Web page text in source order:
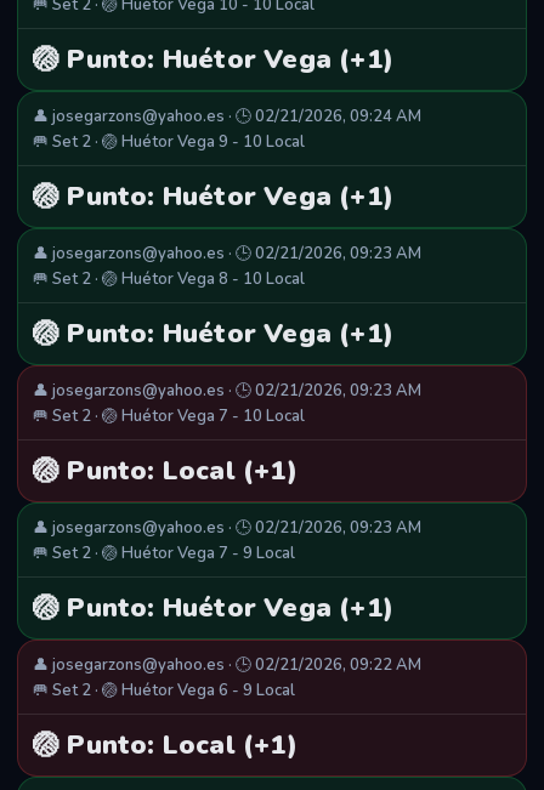
🥅 Set 2 · 🏐 Huétor Vega 10 - 10 Local
🏐 Punto: Huétor Vega (+1)
👤 josegarzons@yahoo.es · 🕒 02/21/2026, 09:24 AM
🥅 Set 2 · 🏐 Huétor Vega 9 - 10 Local
🏐 Punto: Huétor Vega (+1)
👤 josegarzons@yahoo.es · 🕒 02/21/2026, 09:23 AM
🥅 Set 2 · 🏐 Huétor Vega 8 - 10 Local
🏐 Punto: Huétor Vega (+1)
👤 josegarzons@yahoo.es · 🕒 02/21/2026, 09:23 AM
🥅 Set 2 · 🏐 Huétor Vega 7 - 10 Local
🏐 Punto: Local (+1)
👤 josegarzons@yahoo.es · 🕒 02/21/2026, 09:23 AM
🥅 Set 2 · 🏐 Huétor Vega 7 - 9 Local
🏐 Punto: Huétor Vega (+1)
👤 josegarzons@yahoo.es · 🕒 02/21/2026, 09:22 AM
🥅 Set 2 · 🏐 Huétor Vega 6 - 9 Local
🏐 Punto: Local (+1)